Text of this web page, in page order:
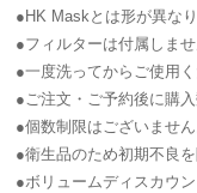
●HK Maskとは形が異なり
●フィルターは付属しませ
●一度洗ってからご使用
●ご注文・ご予約後に購
●個数制限はございません
●衛生品のため初期不良
●ボリュームディスカウン